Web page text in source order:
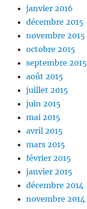
janvier 2016
décembre 2015
novembre 2015
octobre 2015
septembre 2015
août 2015
juillet 2015
juin 2015
mai 2015
avril 2015
mars 2015
février 2015
janvier 2015
décembre 2014
novembre 2014